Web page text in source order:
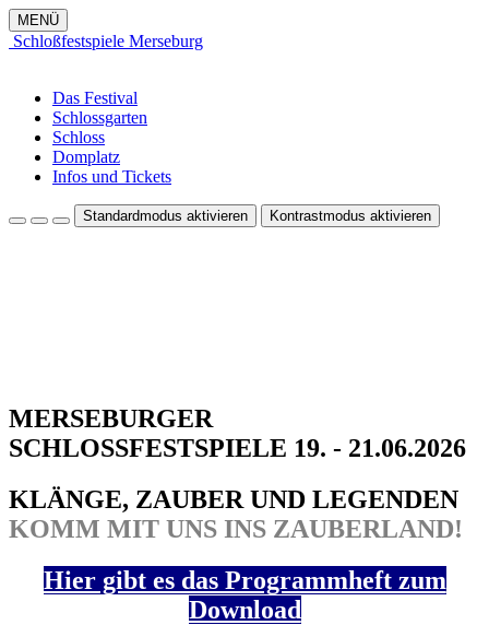
MENÜ
Schloßfestspiele Merseburg
Das Festival
Schlossgarten
Schloss
Domplatz
Infos und Tickets
Standardmodus aktivieren Kontrastmodus aktivieren
MERSEBURGER
SCHLOSSFESTSPIELE 19. - 21.06.2026
KLÄNGE, ZAUBER UND LEGENDEN
KOMM MIT UNS INS ZAUBERLAND!
Hier gibt es das Programmheft zum
Download